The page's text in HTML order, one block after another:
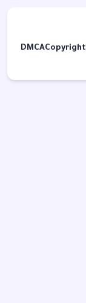
Copyright
DMCA